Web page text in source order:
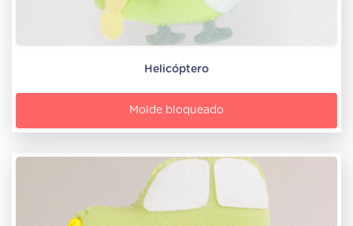
Helicóptero
Molde bloqueado